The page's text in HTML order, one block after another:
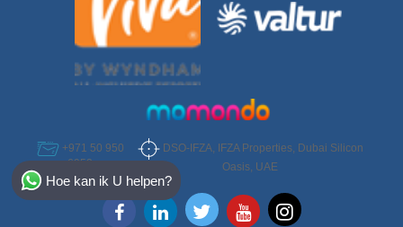
+971 50 950
6952
DSO-IFZA, IFZA Properties, Dubai Silicon
Oasis, UAE
Hoe kan ik U helpen?
Select Destination